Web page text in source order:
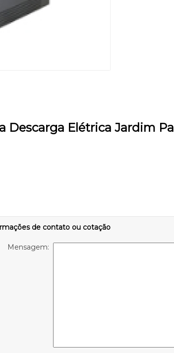
Descarga Elétrica Jardim
de contato ou cotação
Mensagem: